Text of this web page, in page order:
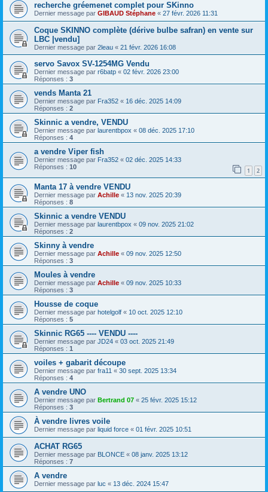
recherche gréemenet complet pour SKinno
Dernier message par GIBAUD Stéphane « 27 févr. 2026 11:31
Coque SKINNO complète (dérive bulbe safran) en vente sur
LBC |vendu]
Dernier message par 2leau « 21 févr. 2026 16:08
servo Savox SV-1254MG Vendu
Dernier message par r6batp « 02 févr. 2026 23:00
Réponses : 3
vends Manta 21
Dernier message par Fra352 « 16 déc. 2025 14:09
Réponses : 2
Skinnic a vendre, VENDU
Dernier message par laurentbpox « 08 déc. 2025 17:10
Réponses : 4
a vendre Viper fish
Dernier message par Fra352 « 02 déc. 2025 14:33
Réponses : 10 1 2
Manta 17 à vendre VENDU
Dernier message par Achille « 13 nov. 2025 20:39
Réponses : 8
Skinnic a vendre VENDU
Dernier message par laurentbpox « 09 nov. 2025 21:02
Réponses : 2
Skinny à vendre
Dernier message par Achille « 09 nov. 2025 12:50
Réponses : 3
Moules à vendre
Dernier message par Achille « 09 nov. 2025 10:33
Réponses : 3
Housse de coque
Dernier message par hotelgolf « 10 oct. 2025 12:10
Réponses : 5
Skinnic RG65 ---- VENDU ----
Dernier message par JD24 « 03 oct. 2025 21:49
Réponses : 1
voiles + gabarit découpe
Dernier message par fra11 « 30 sept. 2025 13:34
Réponses : 4
A vendre UNO
Dernier message par Bertrand 07 « 25 févr. 2025 15:12
Réponses : 3
À vendre livres voile
Dernier message par liquid force « 01 févr. 2025 10:51
ACHAT RG65
Dernier message par BLONCE « 08 janv. 2025 13:12
Réponses : 7
A vendre
Dernier message par luc « 13 déc. 2024 15:47